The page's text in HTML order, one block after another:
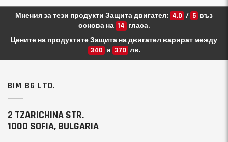
Мнения за тези продукти Защита двигател: 4.0 / 5 въз
основа на 14 гласа.
Цените на продуктите Защита на двигател варират между
340 и 370 лв.
BIM BG LTD.
2 TZARICHINA STR.
1000 SOFIA, BULGARIA